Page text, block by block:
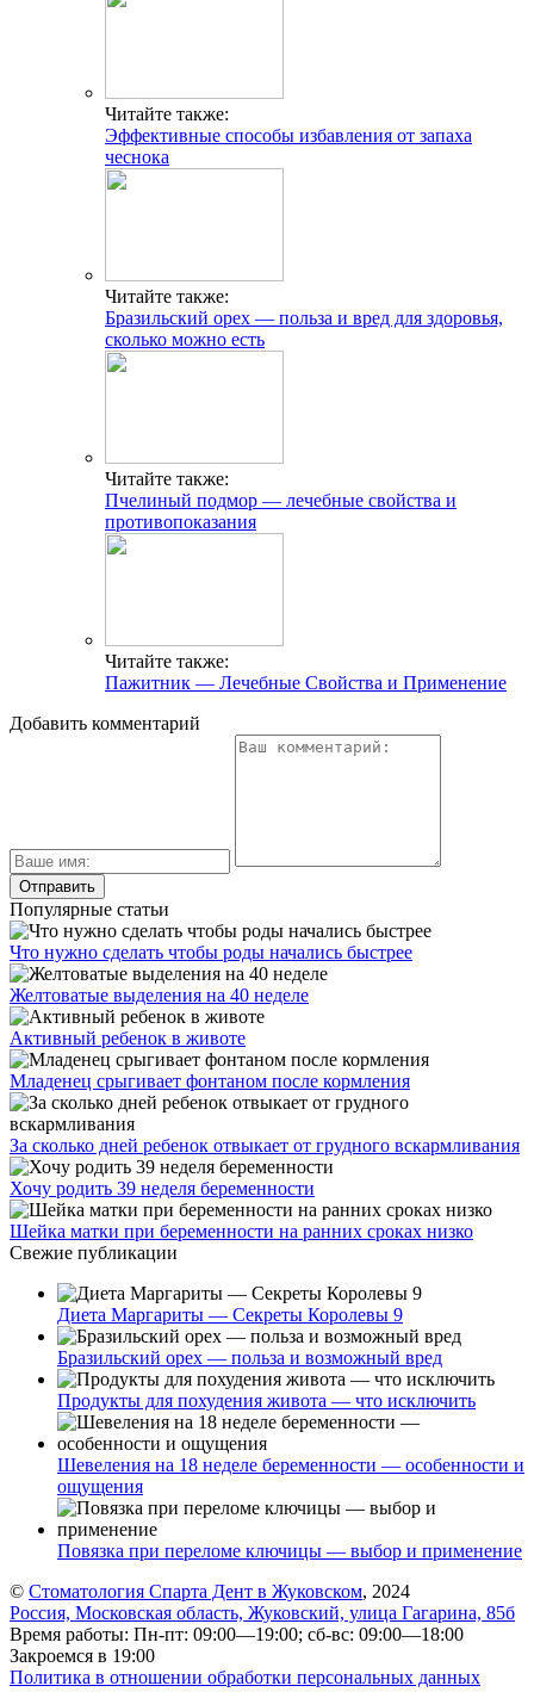
Читайте также:
Эффективные способы избавления от запаха
чеснока
Читайте также:
Бразильский орех — польза и вред для здоровья,
сколько можно есть
Читайте также:
Пчелиный подмор — лечебные свойства и
противопоказания
Читайте также:
Пажитник — Лечебные Свойства и Применение
Добавить комментарий
Популярные статьи
Что нужно сделать чтобы роды начались быстрее
Желтоватые выделения на 40 неделе
Активный ребенок в животе
Младенец срыгивает фонтаном после кормления
За сколько дней ребенок отвыкает от грудного вскармливания
Хочу родить 39 неделя беременности
Шейка матки при беременности на ранних сроках низко
Свежие публикации
Диета Маргариты — Секреты Королевы 9
Бразильский орех — польза и возможный вред
Продукты для похудения живота — что исключить
Шевеления на 18 неделе беременности — особенности и
ощущения
Повязка при переломе ключицы — выбор и применение
© Стоматология Спарта Дент в Жуковском, 2024
Россия, Московская область, Жуковский, улица Гагарина, 85б
Время работы: Пн-пт: 09:00—19:00; сб-вс: 09:00—18:00
Закроемся в 19:00
Политика в отношении обработки персональных данных